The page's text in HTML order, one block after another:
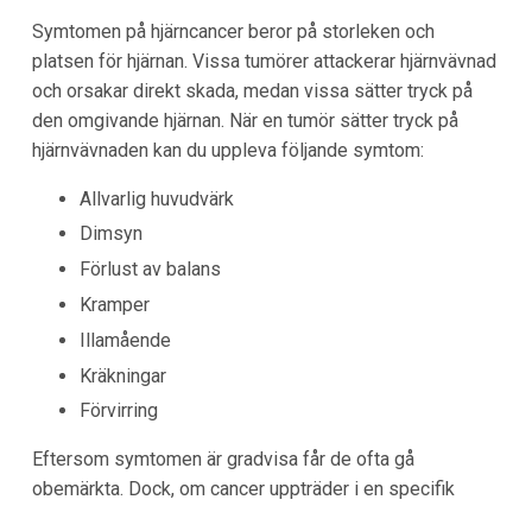
Symtomen på hjärncancer beror på storleken och
platsen för hjärnan. Vissa tumörer attackerar hjärnvävnad
och orsakar direkt skada, medan vissa sätter tryck på
den omgivande hjärnan. När en tumör sätter tryck på
hjärnvävnaden kan du uppleva följande symtom:
Allvarlig huvudvärk
Dimsyn
Förlust av balans
Kramper
Illamående
Kräkningar
Förvirring
Eftersom symtomen är gradvisa får de ofta gå
obemärkta. Dock, om cancer uppträder i en specifik